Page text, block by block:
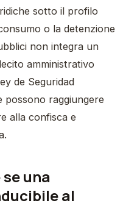
sotto il profilo
o la detenzione
non integra un
amministrativo
de Seguridad
possono raggiungere
alla confisca e
una
al